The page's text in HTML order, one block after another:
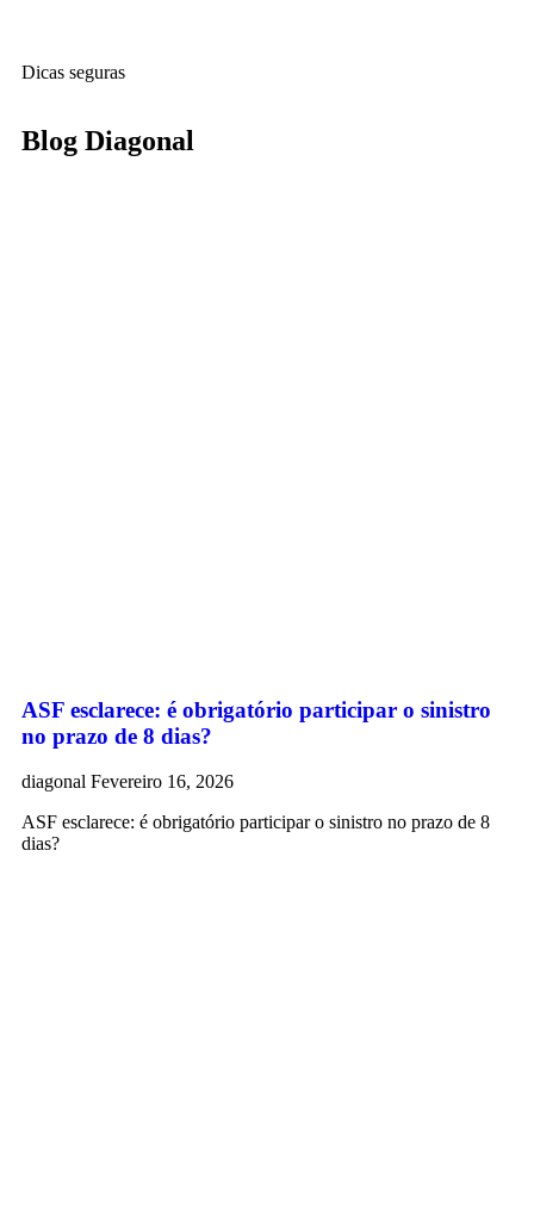
Dicas seguras
Blog Diagonal
ASF esclarece: é obrigatório participar o sinistro
no prazo de 8 dias?
diagonal Fevereiro 16, 2026
ASF esclarece: é obrigatório participar o sinistro no prazo de 8
dias?